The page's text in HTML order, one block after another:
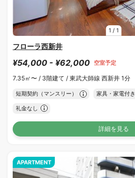
1 / 1
フローラ西新井
¥54,000 - ¥62,000 空室予定
7.35㎡〜 / 3階建て / 東武大師線 西新井 1分
短期契約（マンスリー） 家具・家電付き
礼金なし
詳細を見る
APARTMENT